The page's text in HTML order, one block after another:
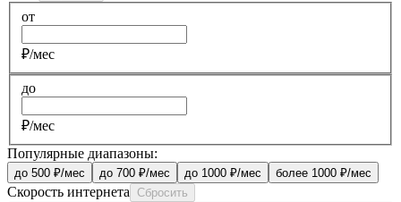
от
₽/мес
до
₽/мес
Популярные диапазоны:
до 500 ₽/мес до 700 ₽/мес до 1000 ₽/мес более 1000 ₽/мес
Скорость интернета Сбросить